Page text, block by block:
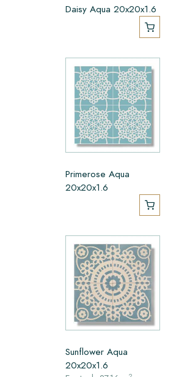
Daisy Aqua 20x20x1.6
Primerose Aqua
20x20x1.6
Sunflower Aqua
20x20x1.6